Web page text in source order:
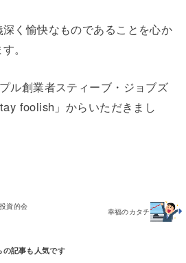
く愉快なものであることを心か
。
ル創業者スティーブ・ジョブズ
foolish」からいただきまし
幸福のカタチ
資的会